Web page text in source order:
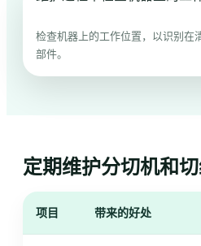
检查机器上的工作位置，以识别在
部件。
定期维护分切机和
项目 带来的好处